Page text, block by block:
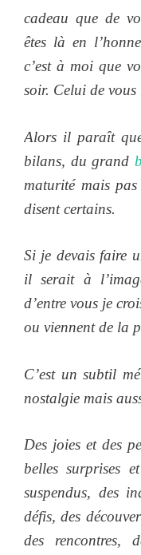
cadeau que de
êtes là en
c’est à moi que
soir. Celui de vous
Alors il paraît
bilans, du grand
maturité mais pas
disent certains.
Si je devais faire
il serait à
d’entre vous je
ou viennent de la
C’est un subtil
nostalgie mais
Des joies et des
belles surprises
suspendus, des
défis, des
des rencontres,